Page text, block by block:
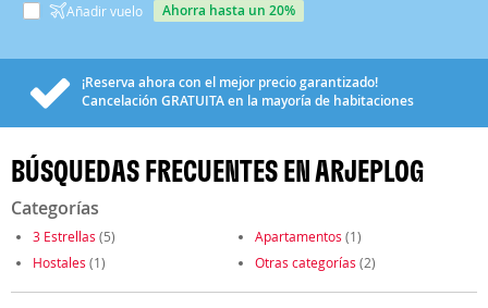
Añadir vuelo ahorra hasta un 20%
¡Reserva ahora con el mejor precio garantizado!
Cancelación GRATUITAen la mayoría de habitaciones
BÚSQUEDAS FRECUENTES EN ARJEPLOG
Categorías
3 Estrellas (5) Apartamentos (1)
Hostales (1) Otras categorías (2)